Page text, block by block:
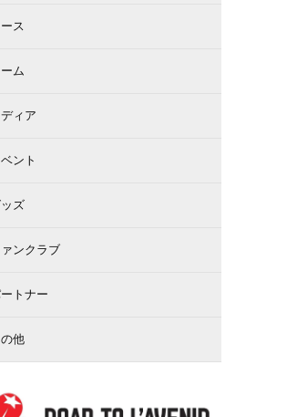
ス
ム
ィア
ント
ズ
ンクラブ
トナー
他